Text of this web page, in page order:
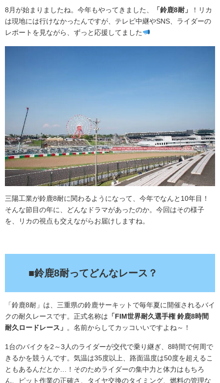
8月が始まりましたね。今年もやってきました、 「鈴鹿8耐」
！リカ
は現地には行けなかったんですが、テレビ中継やSNS、ライダーの
レポートを見ながら、ずっと応援してました
三陽工業が鈴鹿8耐に関わるようになって、今年でなんと10年目！
そんな節目の年に、どんなドラマがあったのか。今回はその様子
を、リカの視点も交えながらお届けしますね。
■鈴鹿8耐ってどんなレース？
「鈴鹿8耐」は、三重県の鈴鹿サーキットで毎年夏に開催されるバイ
クの耐久レースです。正式名称は 「FIM世界耐久選手権 鈴鹿8時間
耐久ロードレース」 。名前からしてカッコいいですよね～！
1台のバイクを2～3人のライダーが交代で乗り継ぎ、8時間で何周で
きるかを競うんです。気温は35度以上、路面温度は50度を超えるこ
ともあるんだとか…！そのためライダーの集中力と体力はもちろ
ん、ピット作業の正確さ、タイヤ交換のタイミング、燃料の管理な